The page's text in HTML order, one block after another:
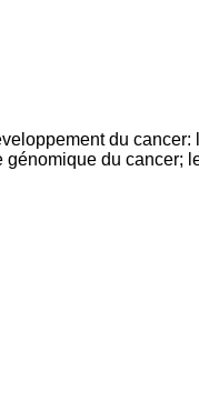
du
du cancer;